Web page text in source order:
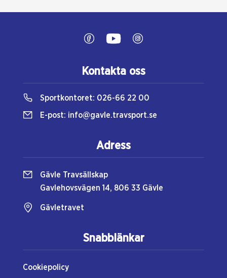
Snabblänkar
Cookiepolicy
Kontakta oss
Sportkontoret: 026-66 22 00
E-post: info@gavle.travsport.se
Adress
Gävle Travsällskap
Gavlehovsvägen 14, 806 33 Gävle
Gävletravet